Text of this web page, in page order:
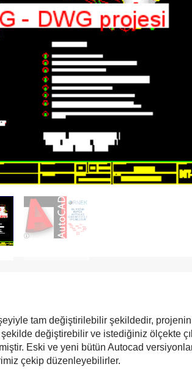
tam değiştirilebilir şekildedir,
değiştirebilir ve istediğiniz ölçekte
Eski ve yeni bütün Autocad
çekip düzenleyebilirler.